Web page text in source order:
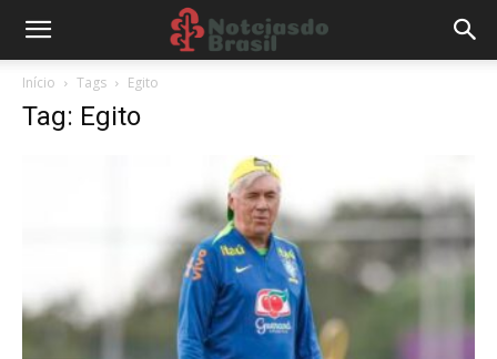
Início Tags Egito
Tag: Egito